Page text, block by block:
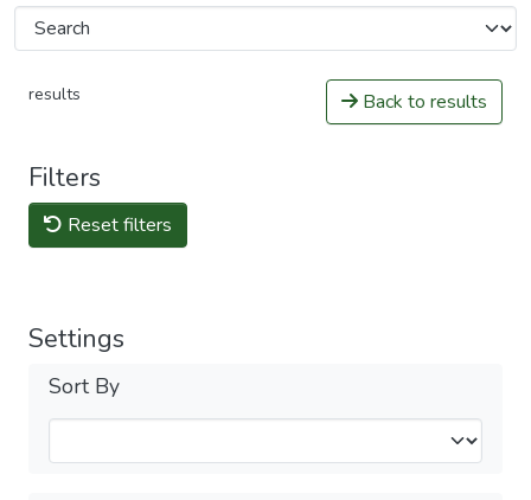
results Back to results
Filters
Reset filters
Settings
Sort By